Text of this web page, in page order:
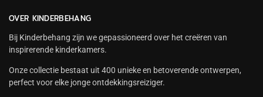
OVER KINDERBEHANG
Bij Kinderbehang zijn we gepassioneerd over het creëren van
inspirerende kinderkamers.
Onze collectie bestaat uit 400 unieke en betoverende ontwerpen,
perfect voor elke jonge ontdekkingsreiziger.